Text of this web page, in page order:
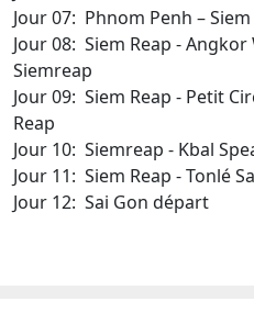
Jour 07: Phnom Penh –
Jour 08: Siem Reap -
Siemreap
Jour 09: Siem Reap - Petit
Reap
Jour 10: Siemreap - Kbal
Jour 11: Siem Reap - Tonlé
Jour 12: Sai Gon départ